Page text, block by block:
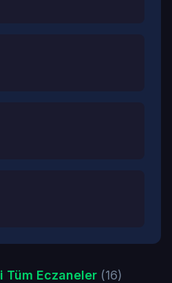
Tüm Eczaneler (16)